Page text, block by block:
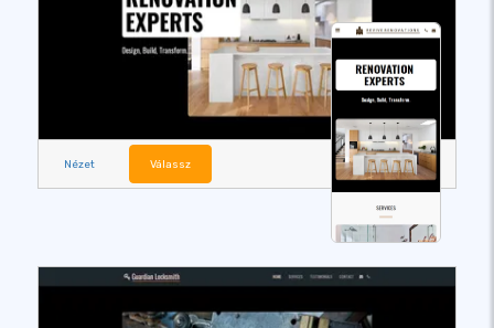
Nézet Válassz